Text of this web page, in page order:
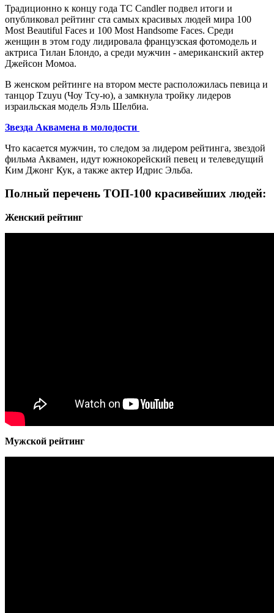
Традиционно к концу года TC Candler подвел итоги и
опубликовал рейтинг ста самых красивых людей мира 100
Most Beautiful Faces и 100 Most Handsome Faces. Среди
женщин в этом году лидировала французская фотомодель и
актриса Тилан Блондо, а среди мужчин - американский актер
Джейсон Момоа.
В женском рейтинге на втором месте расположилась певица и
танцор Tzuyu (Чоу Тсу-ю), а замкнула тройку лидеров
израильская модель Яэль Шелбиа.
Звезда Аквамена в молодости
Что касается мужчин, то следом за лидером рейтинга, звездой
фильма Аквамен, идут южнокорейский певец и телеведущий
Ким Джонг Кук, а также актер Идрис Эльба.
Полный перечень ТОП-100 красивейших людей:
Женский рейтинг
Мужской рейтинг